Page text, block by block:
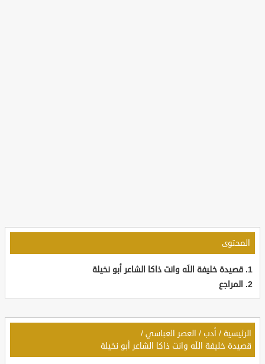
المحتوى
قصيدة خليفة اللَه وانت ذاكا الشاعر أبو نخيلة
المراجع
الرئيسية / أدب / العصر العباسي /
قصيدة خليفة اللَه وانت ذاكا الشاعر أبو نخيلة